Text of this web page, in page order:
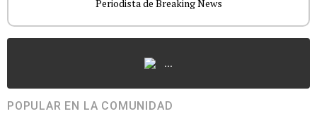
Periodista de Breaking News
...
POPULAR EN LA COMUNIDAD